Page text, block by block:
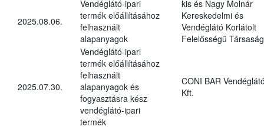
2025.08.06.
Vendéglátó-ipari
termék előállításához
felhasznált
alapanyagok
kis és Nagy Molnár
Kereskedelmi és
Vendéglátó Korlátolt
Felelősségű Társaság
2025.07.30.
Vendéglátó-ipari
termék előállításához
felhasznált
alapanyagok és
fogyasztásra kész
vendéglátó-ipari
termék
CONI BAR
Kft.